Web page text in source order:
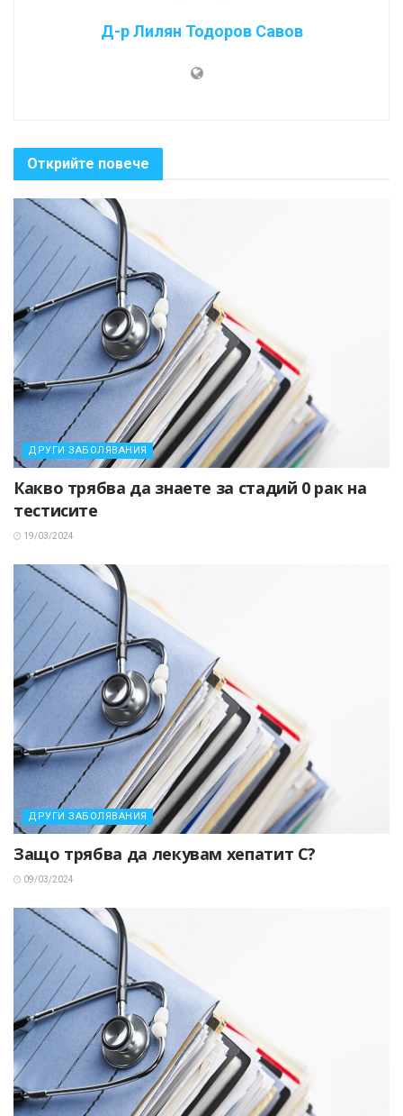
Д-р Лилян Тодоров Савов
Открийте повече
ДРУГИ ЗАБОЛЯВАНИЯ
Какво трябва да знаете за стадий 0 рак на
тестисите
19/03/2024
ДРУГИ ЗАБОЛЯВАНИЯ
Защо трябва да лекувам хепатит С?
09/03/2024